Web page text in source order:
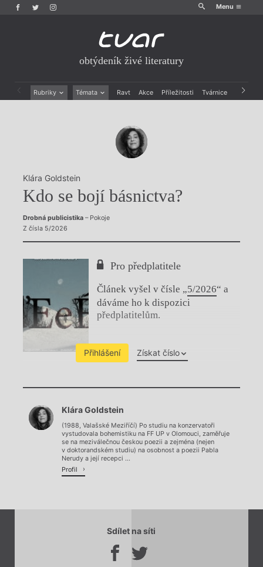
Menu
obtýdeník živé literatury
Rubriky Témata Ravt Akce Příležitosti Tvárnice Archiv
Klára Goldstein
Kdo se bojí básnictva?
Drobná publicistika– Pokoje
Z čísla 5/2026
Pro předplatitele
Článek vyšel v čísle „5/2026“ a
dáváme ho k dispozici
předplatitelům.
Přihlášení Získat číslo
Chviličku.
Načítá se.
Klára Goldstein
(1988, Valašské Meziříčí) Po studiu na konzervatoři
vystudovala bohemistiku na FF UP v Olomouci, zaměřuje
se na meziválečnou českou poezii a zejména (nejen
v doktorandském studiu) na osobnost a poezii Pabla
Nerudy a její recepci ...
Profil
Sdílet na síti